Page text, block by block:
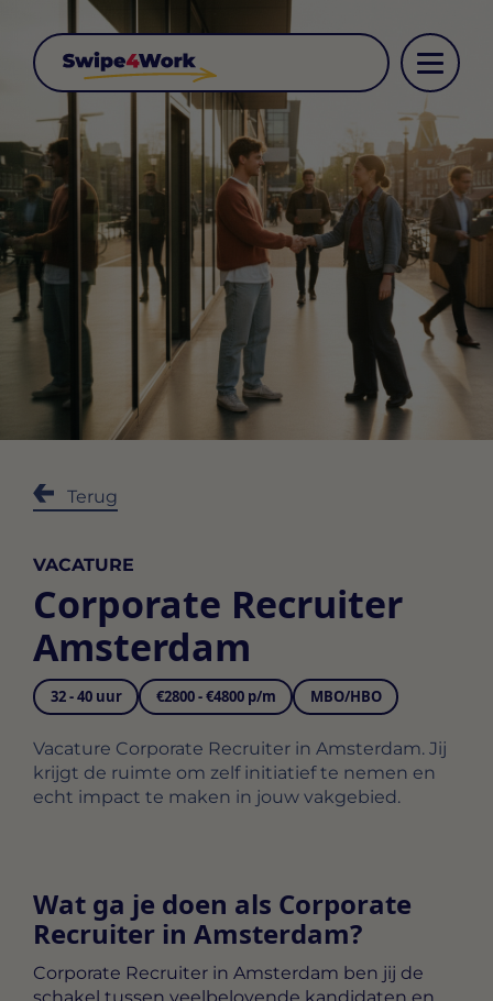
Terug
VACATURE
Corporate Recruiter
Amsterdam
32 - 40 uur €2800 - €4800 p/m MBO/HBO
Vacature Corporate Recruiter in Amsterdam. Jij
krijgt de ruimte om zelf initiatief te nemen en
echt impact te maken in jouw vakgebied.
Wat ga je doen als Corporate
Recruiter in Amsterdam?
Corporate Recruiter in Amsterdam ben jij de